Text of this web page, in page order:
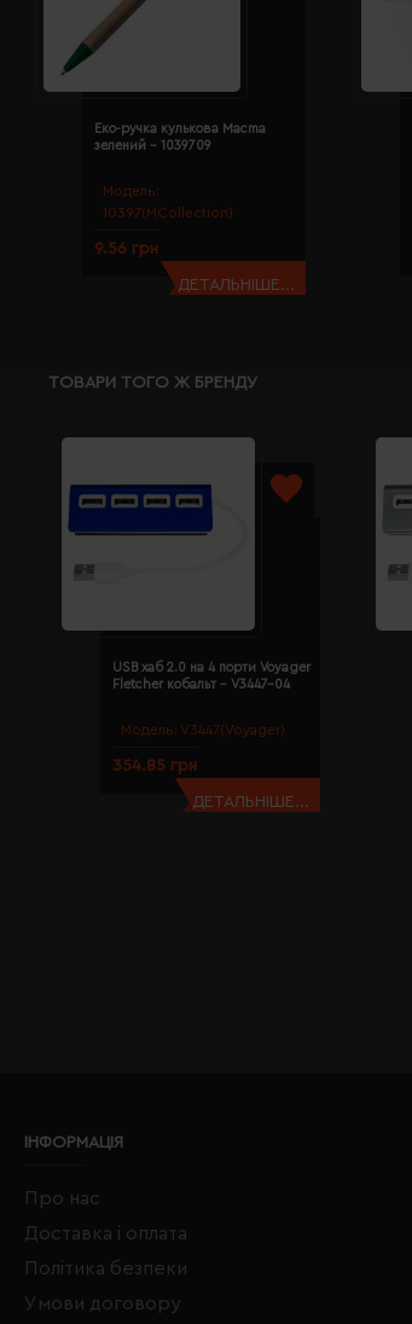
Модель:
10397(MCollection)
Еко-ручка кулькова Macma
зелений - 1039709
9.56 грн
ДЕТАЛЬНІШЕ...
ТОВАРИ ТОГО Ж БРЕНДУ
Модель: V3447(Voyager)
USB хаб 2.0 на 4 порти Voyager
Fletcher кобальт - V3447-04
354.85 грн
ДЕТАЛЬНІШЕ...
ІНФОРМАЦІЯ
Про нас
Доставка і оплата
Політика безпеки
Умови договору